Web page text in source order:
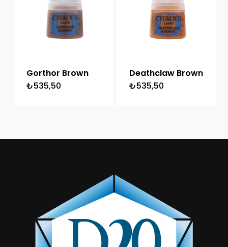
Gorthor Brown
₺535,50
Deathclaw Brown
₺535,50